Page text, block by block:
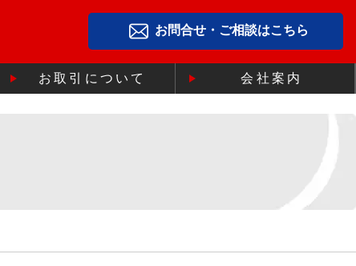
お問合せ・ご相談はこちら
お取引について 会社案内